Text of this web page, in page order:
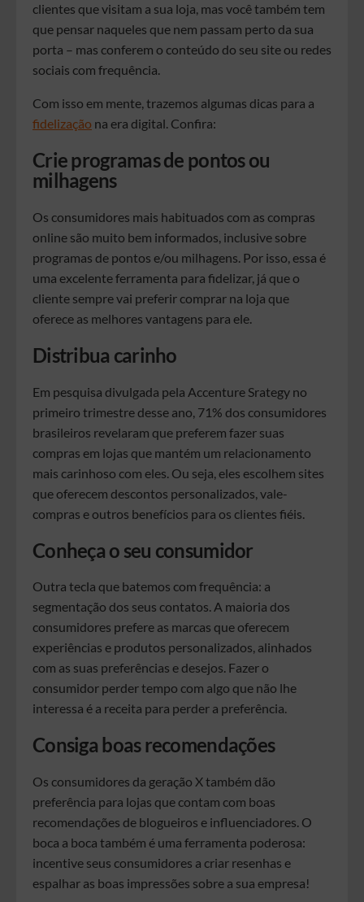
clientes que visitam a sua loja, mas você também tem
que pensar naqueles que nem passam perto da sua
porta – mas conferem o conteúdo do seu site ou redes
sociais com frequência.
Com isso em mente, trazemos algumas dicas para a
fidelização na era digital. Confira:
Crie programas de pontos ou
milhagens
Os consumidores mais habituados com as compras
online são muito bem informados, inclusive sobre
programas de pontos e/ou milhagens. Por isso, essa é
uma excelente ferramenta para fidelizar, já que o
cliente sempre vai preferir comprar na loja que
oferece as melhores vantagens para ele.
Distribua carinho
Em pesquisa divulgada pela Accenture Srategy no
primeiro trimestre desse ano, 71% dos consumidores
brasileiros revelaram que preferem fazer suas
compras em lojas que mantém um relacionamento
mais carinhoso com eles. Ou seja, eles escolhem sites
que oferecem descontos personalizados, vale-
compras e outros benefícios para os clientes fiéis.
Conheça o seu consumidor
Outra tecla que batemos com frequência: a
segmentação dos seus contatos. A maioria dos
consumidores prefere as marcas que oferecem
experiências e produtos personalizados, alinhados
com as suas preferências e desejos. Fazer o
consumidor perder tempo com algo que não lhe
interessa é a receita para perder a preferência.
Consiga boas recomendações
Os consumidores da geração X também dão
preferência para lojas que contam com boas
recomendações de blogueiros e influenciadores. O
boca a boca também é uma ferramenta poderosa:
incentive seus consumidores a criar resenhas e
espalhar as boas impressões sobre a sua empresa!